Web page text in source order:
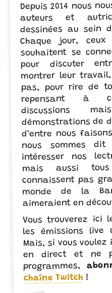
Depuis 2014 nous
auteurs et
dessinées au sein
Chaque jour,
souhaitent se
pour discuter
montrer leur
pas, pour rire de
repensant à
discussions
démonstrations de
d’entre nous
nous sommes
intéresser nos
mais aussi
connaissent pas
monde de la
aimeraient en
Vous trouverez ici
les émissions live
Mais, si vous
en direct et ne
programmes,
chaîne Twitch !